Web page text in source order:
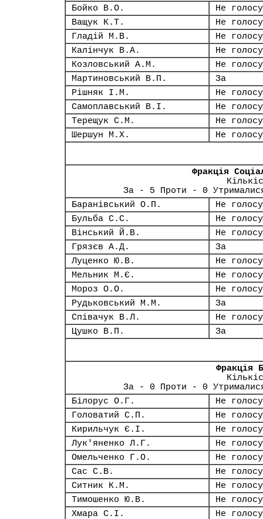
Бойко В.О.
Не
Ващук К.Т.
Не
Гладій М.В.
Не
Калінчук В.А.
Не
Козловський А.М.
Не
Мартиновський В.П.
За
Рішняк І.М.
Не
Самоплавський В.І.
Не
Терещук С.М.
Не
Шершун М.Х.
Не
Фракція
За - 5 Проти - 0
Баранівський О.П.
Не
Бульба С.С.
Не
Вінський Й.В.
Не
Грязєв А.Д.
За
Луценко Ю.В.
Не
Мельник М.Є.
Не
Мороз О.О.
Не
Рудьковський М.М.
За
Співачук В.Л.
Не
Цушко В.П.
За
Фракція
За - 0 Проти - 0
Білорус О.Г.
Не
Головатий С.П.
Не
Кирильчук Є.І.
Не
Лук'яненко Л.Г.
Не
Омельченко Г.О.
Не
Сас С.В.
Не
Ситник К.М.
Не
Тимошенко Ю.В.
Не
Хмара С.І.
Не